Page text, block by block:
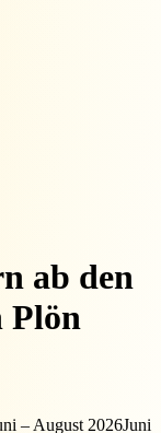
ab den
Plön
– August 2026Juni